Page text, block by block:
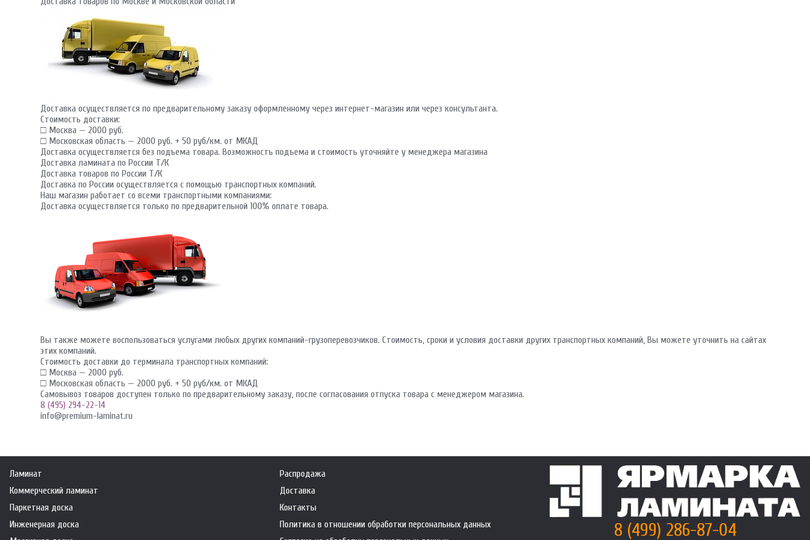
Доставка осуществляется по предварительному заказу оформленному через интернет-магазин или через консультанта.
Стоимость доставки:
□ Москва — 2000 руб.
□ Московская область — 2000 руб. + 50 руб/км. от МКАД
Доставка осуществляется без подъема товара. Возможность подъема и стоимость уточняйте у менеджера магазина
Доставка ламината по России Т/К
Доставка товаров по России Т/К
Доставка по России осуществляется с помощью транспортных компаний.
Наш магазин работает со всеми транспортными компаниями:
Доставка осуществляется только по предварительной 100% оплате товара.
Вы также можете воспользоваться услугами любых других компаний-грузоперевозчиков. Стоимость, сроки и условия доставки других транспортных компаний, Вы можете уточнить на сайтах
этих компаний.
Стоимость доставки до терминала транспортных компаний:
□ Москва — 2000 руб.
□ Московская область — 2000 руб. + 50 руб/км. от МКАД
Самовывоз товаров доступен только по предварительному заказу, после согласования отпуска товара с менеджером магазина.
8 (495) 294-22-14
info@premium-laminat.ru
Ламинат
Коммерческий ламинат
Паркетная доска
Инженерная доска
Распродажа
Доставка
Контакты
Политика в отношении обработки персональных данных
8 (499) 286-87-04